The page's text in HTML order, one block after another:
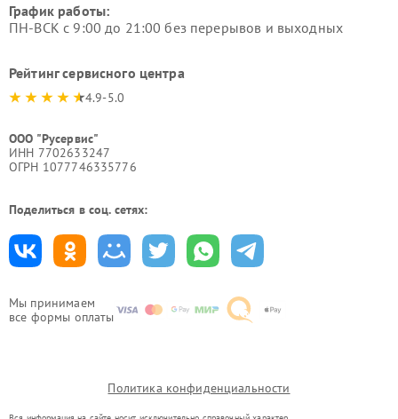
Мы принимаем
все формы оплаты
График работы:
ПН-ВСК с 9:00 до 21:00 без перерывов и выходных
Рейтинг сервисного центра
4.9-5.0
ООО "Русервис"
ИНН 7702633247
ОГРН 1077746335776
Поделиться в соц. сетях:
Политика конфиденциальности